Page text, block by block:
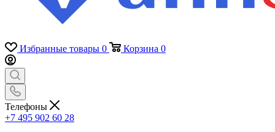
Избранные товары 0 Корзина 0
Телефоны
+7 495 902 60 28